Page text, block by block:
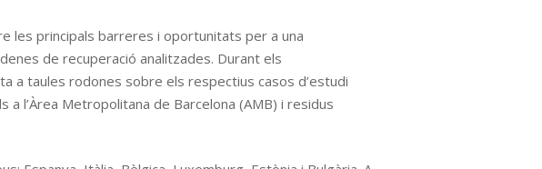
les principals barreres i oportunitats per a una
de recuperació analitzades. Durant els
a taules rodones sobre els respectius casos d’estudi
l’Àrea Metropolitana de Barcelona (AMB) i residus